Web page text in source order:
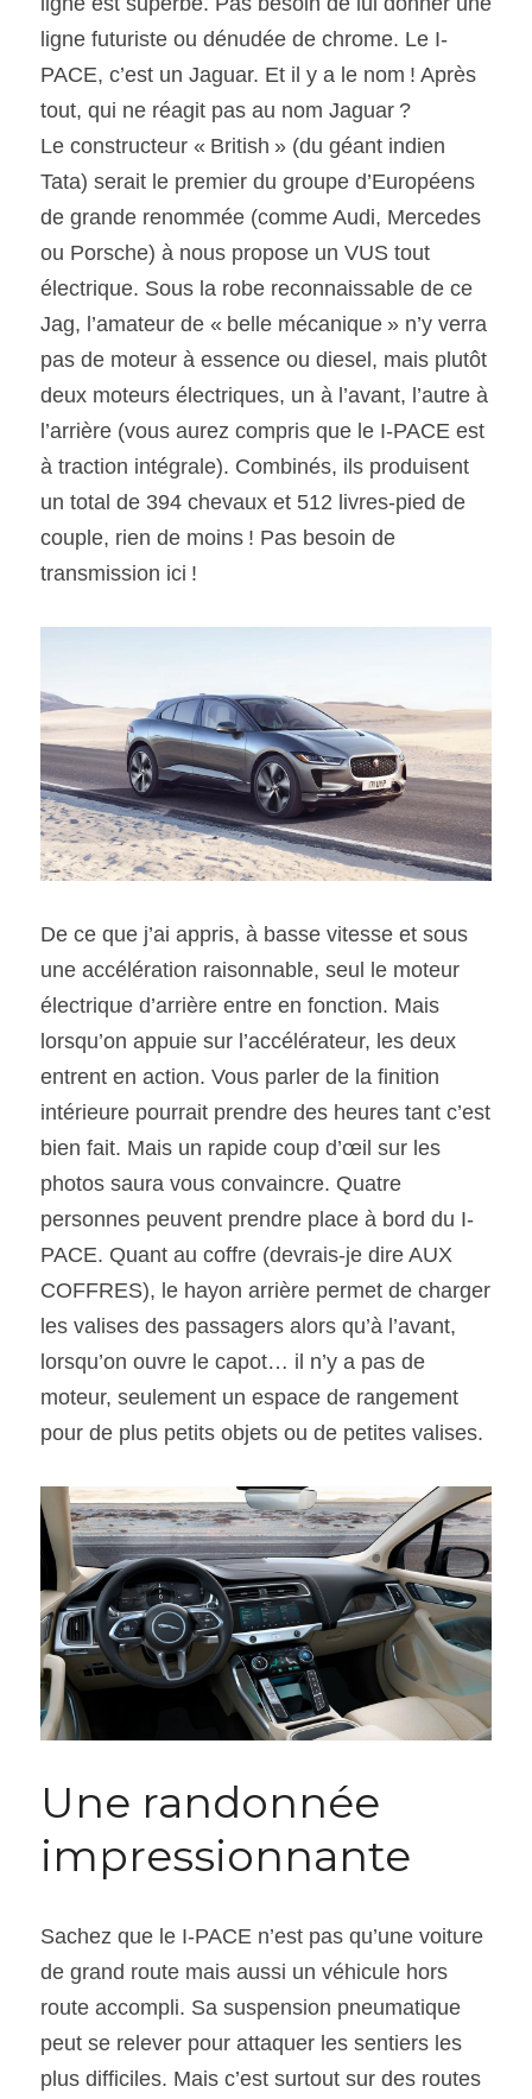
ligne futuriste ou dénudée de chrome. Le I-
PACE, c’est un Jaguar. Et il y a le nom ! Après
tout, qui ne réagit pas au nom Jaguar ?
Le constructeur « British » (du géant indien
Tata) serait le premier du groupe d’Européens
de grande renommée (comme Audi, Mercedes
ou Porsche) à nous propose un VUS tout
électrique. Sous la robe reconnaissable de ce
Jag, l’amateur de « belle mécanique » n’y verra
pas de moteur à essence ou diesel, mais plutôt
deux moteurs électriques, un à l’avant, l’autre à
l’arrière (vous aurez compris que le I-PACE est
à traction intégrale). Combinés, ils produisent
un total de 394 chevaux et 512 livres-pied de
couple, rien de moins ! Pas besoin de
transmission ici !
De ce que j’ai appris, à basse vitesse et sous
une accélération raisonnable, seul le moteur
électrique d’arrière entre en fonction. Mais
lorsqu’on appuie sur l’accélérateur, les deux
entrent en action. Vous parler de la finition
intérieure pourrait prendre des heures tant c’est
bien fait. Mais un rapide coup d’œil sur les
photos saura vous convaincre. Quatre
personnes peuvent prendre place à bord du I-
PACE. Quant au coffre (devrais-je dire AUX
COFFRES), le hayon arrière permet de charger
les valises des passagers alors qu’à l’avant,
lorsqu’on ouvre le capot… il n’y a pas de
moteur, seulement un espace de rangement
pour de plus petits objets ou de petites valises.
Une randonnée
impressionnante
Sachez que le I-PACE n’est pas qu’une voiture
de grand route mais aussi un véhicule hors
route accompli. Sa suspension pneumatique
peut se relever pour attaquer les sentiers les
plus difficiles. Mais c’est surtout sur des routes